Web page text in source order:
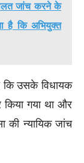
जांच करने के
है कि अभियुक्त
कि उसके विधायक
किया गया था और
की न्यायिक जांच